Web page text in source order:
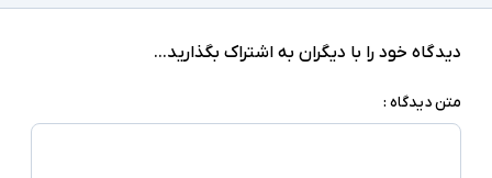
دیدگاه خود را با دیگران به اشتراک بگذارید...
متن دیدگاه :